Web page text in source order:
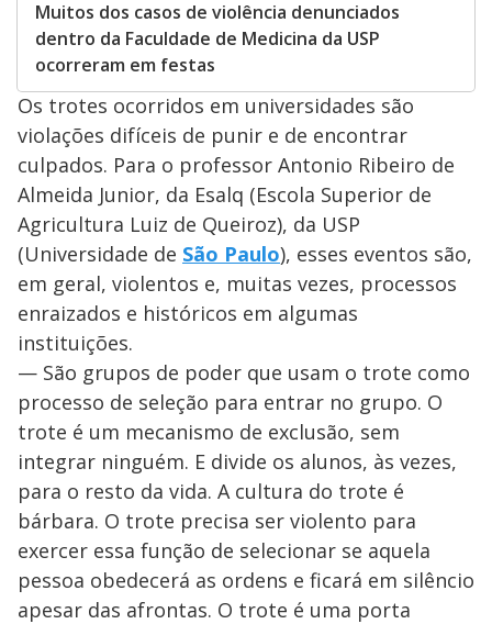
Muitos dos casos de violência denunciados
dentro da Faculdade de Medicina da USP
ocorreram em festas
Os trotes ocorridos em universidades são
violações difíceis de punir e de encontrar
culpados. Para o professor Antonio Ribeiro de
Almeida Junior, da Esalq (Escola Superior de
Agricultura Luiz de Queiroz), da USP
(Universidade de São Paulo), esses eventos são,
em geral, violentos e, muitas vezes, processos
enraizados e históricos em algumas
instituições.
— São grupos de poder que usam o trote como
processo de seleção para entrar no grupo. O
trote é um mecanismo de exclusão, sem
integrar ninguém. E divide os alunos, às vezes,
para o resto da vida. A cultura do trote é
bárbara. O trote precisa ser violento para
exercer essa função de selecionar se aquela
pessoa obedecerá as ordens e ficará em silêncio
apesar das afrontas. O trote é uma porta